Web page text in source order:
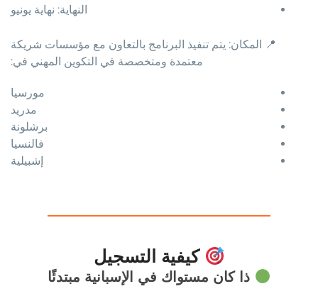
النهاية: نهاية يونيو
📍 المكان: يتم تنفيذ البرنامج بالتعاون مع مؤسسات شريكة
معتمدة ومتخصصة في التكوين المهني في:
مورسيا
مدريد
برشلونة
فالنسيا
إشبيلية
كيفية التسجيل
ذا كان مستواك في الإسبانية مبتدئًا